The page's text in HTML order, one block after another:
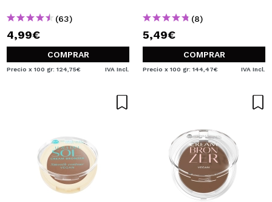
(63)
4,99€
COMPRAR
Precio x 100 gr: 124,75€ IVA Incl.
(8)
5,49€
COMPRAR
Precio x 100 gr: 144,47€ IVA Incl.